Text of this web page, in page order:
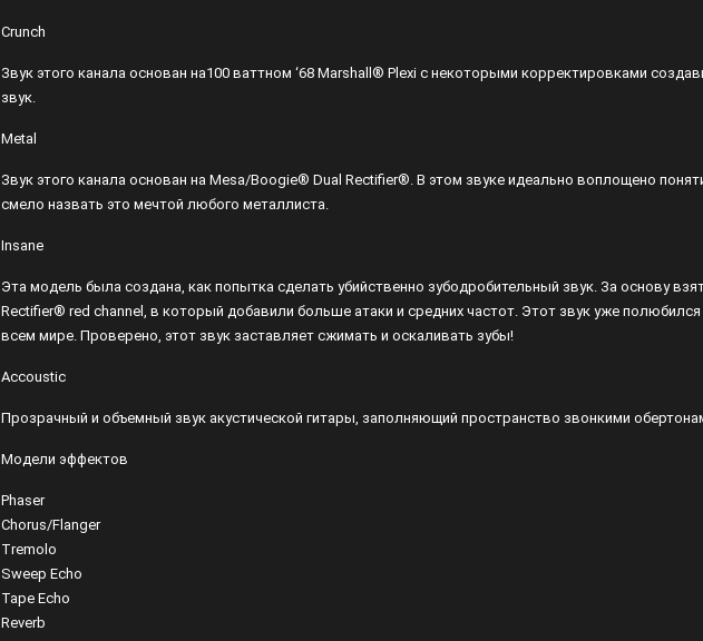
Crunch
Звук этого канала основан на100 ваттном ‘68 Marshall® Plexi с некоторыми корректировками
звук.
Metal
Звук этого канала основан на Mesa/Boogie® Dual Rectifier®. В этом звуке идеально воплощено
смело назвать это мечтой любого металлиста.
Insane
Эта модель была создана, как попытка сделать убийственно зубодробительный звук. За основу
Rectifier® red channel, в который добавили больше атаки и средних частот. Этот звук уже
всем мире. Проверено, этот звук заставляет сжимать и оскаливать зубы!
Accoustic
Прозрачный и объемный звук акустической гитары, заполняющий пространство звонкими
Модели эффектов
Phaser
Chorus/Flanger
Tremolo
Sweep Echo
Tape Echo
Reverb